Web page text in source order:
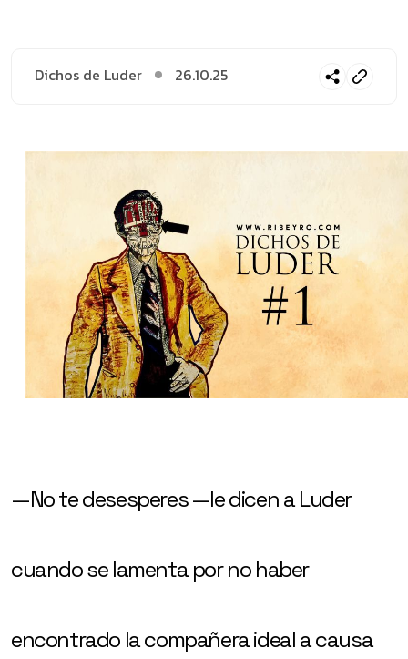
Dichos de Luder 26.10.25
—No te desesperes —le dicen a Luder
cuando se lamenta por no haber
encontrado la compañera ideal a causa